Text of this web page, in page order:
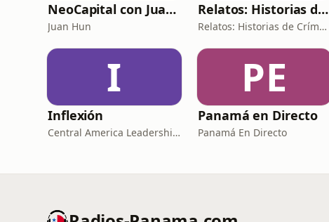
NeoCapital con Juan Hun
Juan Hun
Relatos: Historias de Crímenes
Relatos: Historias de Crímenes
I
Inflexión
Central America Leadership Initiative
PE
Panamá en Directo
Panamá En Directo